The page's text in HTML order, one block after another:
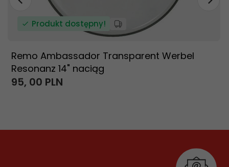
Produkt dostępny!
Remo Ambassador Transparent Werbel
Resonanz 14" naciąg
95, 00 PLN